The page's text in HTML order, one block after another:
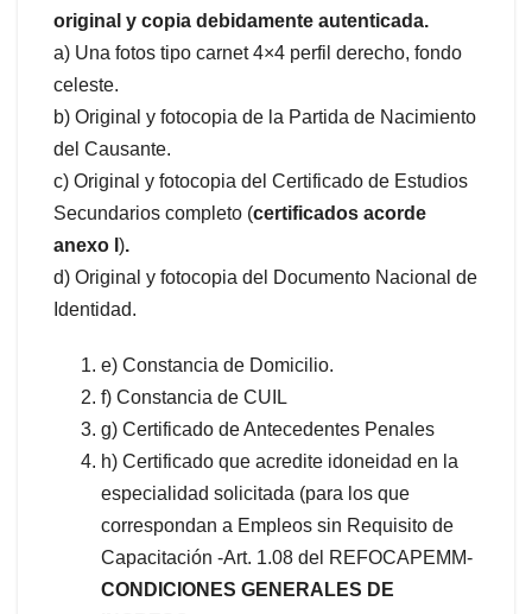
original y copia debidamente autenticada.
a) Una fotos tipo carnet 4×4 perfil derecho, fondo
celeste.
b) Original y fotocopia de la Partida de Nacimiento
del Causante.
c) Original y fotocopia del Certificado de Estudios
Secundarios completo (certificados acorde
anexo l ).
d) Original y fotocopia del Documento Nacional de
Identidad.
e) Constancia de Domicilio.
f) Constancia de CUIL
g) Certificado de Antecedentes Penales
h) Certificado que acredite idoneidad en la
especialidad solicitada (para los que
correspondan a Empleos sin Requisito de
Capacitación -Art. 1.08 del REFOCAPEMM-
CONDICIONES GENERALES DE